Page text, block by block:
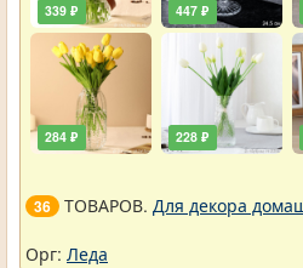
339 ₽
284 ₽
447 ₽
228 ₽
36 ТОВАРОВ. Для декора
Орг: Леда